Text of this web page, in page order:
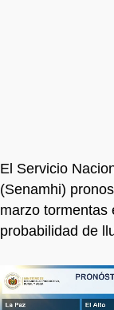
El Servicio
(Senamhi)
marzo tormentas
probabilidad de